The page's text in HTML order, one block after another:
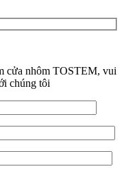
cửa nhôm TOSTEM, vui
chúng tôi